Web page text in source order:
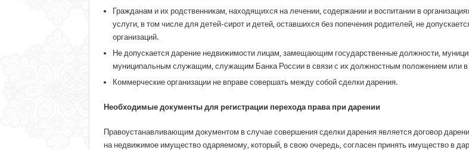
Гражданам и их родственникам, находящихся на лечении, содержании и воспитании в
услуги, в том числе для детей-сирот и детей, оставшихся без попечения родителей, не
организаций.
Не допускается дарение недвижимости лицам, замещающим государственные должности,
муниципальным служащим, служащим Банка России в связи с их должностным положением или в
Коммерческие организации не вправе совершать между собой сделки дарения.
Необходимые документы для регистрации перехода права при дарении
Правоустанавливающим документом в случае совершения сделки дарения является договор
на недвижимое имущество одаряемому, который, в свою очередь, согласен принять имущество в